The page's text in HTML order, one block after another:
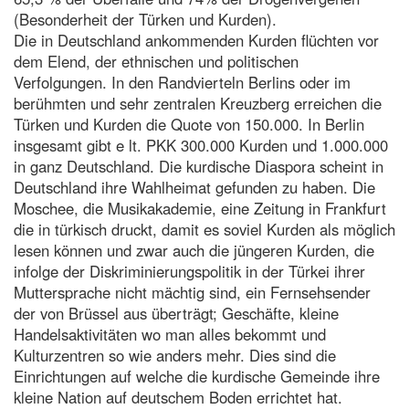
(Besonderheit der Türken und Kurden).
Die in Deutschland ankommenden Kurden flüchten vor
dem Elend, der ethnischen und politischen
Verfolgungen. In den Randvierteln Berlins oder im
berühmten und sehr zentralen Kreuzberg erreichen die
Türken und Kurden die Quote von 150.000. In Berlin
insgesamt gibt e lt. PKK 300.000 Kurden und 1.000.000
in ganz Deutschland. Die kurdische Diaspora scheint in
Deutschland ihre Wahlheimat gefunden zu haben. Die
Moschee, die Musikakademie, eine Zeitung in Frankfurt
die in türkisch druckt, damit es soviel Kurden als möglich
lesen können und zwar auch die jüngeren Kurden, die
infolge der Diskriminierungspolitik in der Türkei ihrer
Muttersprache nicht mächtig sind, ein Fernsehsender
der von Brüssel aus überträgt; Geschäfte, kleine
Handelsaktivitäten wo man alles bekommt und
Kulturzentren so wie anders mehr. Dies sind die
Einrichtungen auf welche die kurdische Gemeinde ihre
kleine Nation auf deutschem Boden errichtet hat.